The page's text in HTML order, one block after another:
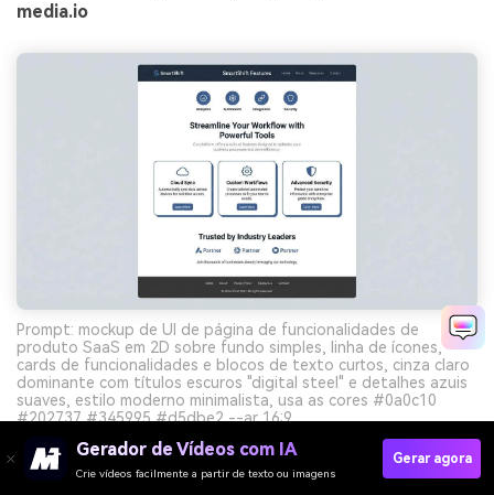
media.io
Prompt: mockup de UI de página de funcionalidades de
produto SaaS em 2D sobre fundo simples, linha de ícones,
cards de funcionalidades e blocos de texto curtos, cinza claro
dominante com títulos escuros "digital steel" e detalhes azuis
suaves, estilo moderno minimalista, usa as cores #0a0c10
#202737 #345995 #d5dbe2 --ar 16:9
Crie Visuais De Paleta Preto Azul Cinza Com IA
Gerador de Vídeos com IA
Crie vídeos facilmente a partir de texto ou imagens
Gerar agora